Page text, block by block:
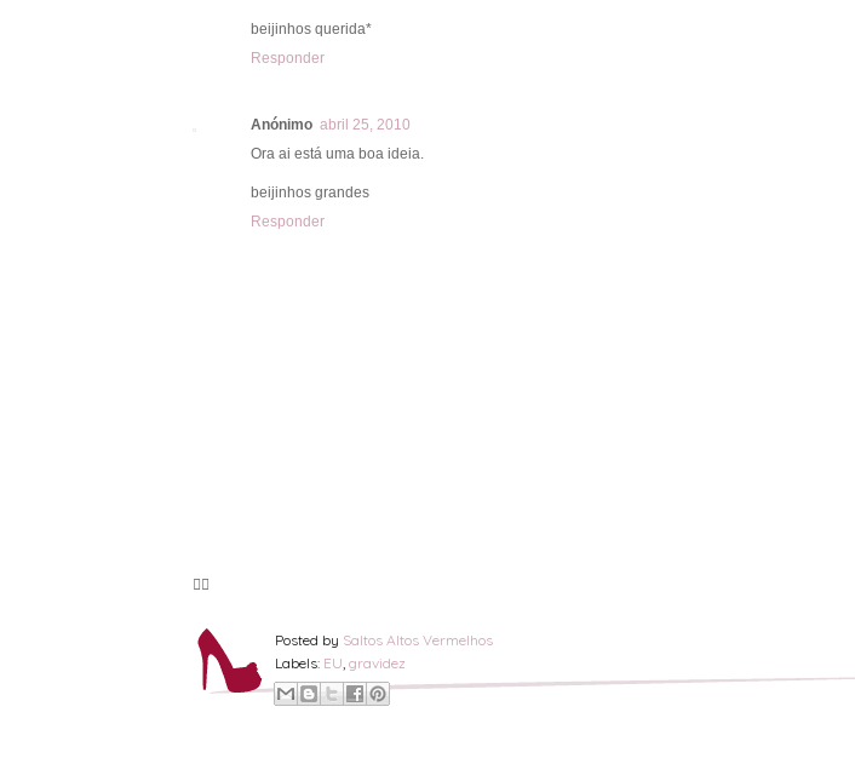
beijinhos querida*
Responder
Anónimo abril 25, 2010
Ora ai está uma boa ideia.
beijinhos grandes
Responder
🦸‍♀️
Posted by Saltos Altos Vermelhos
Labels: EU gravidez